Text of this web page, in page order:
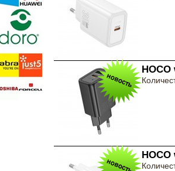
HOCO
HOCO